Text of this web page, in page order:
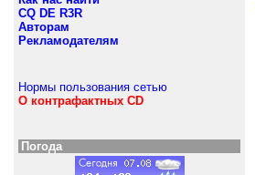
CQ DE R3R
Авторам
Рекламодателям
Нормы пользования сетью
О контрафактных CD
Погода